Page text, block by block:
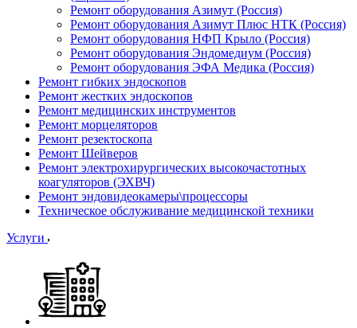
Ремонт оборудования Азимут (Россия)
Ремонт оборудования Азимут Плюс НТК (Россия)
Ремонт оборудования НФП Крыло (Россия)
Ремонт оборудования Эндомедиум (Россия)
Ремонт оборудования ЭФА Медика (Россия)
Ремонт гибких эндоскопов
Ремонт жестких эндоскопов
Ремонт медицинских инструментов
Ремонт морцеляторов
Ремонт резектоскопа
Ремонт Шейверов
Ремонт электрохирургических высокочастотных
коагуляторов (ЭХВЧ)
Ремонт эндовидеокамеры\процессоры
Техническое обслуживание медицинской техники
Услуги